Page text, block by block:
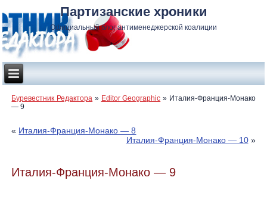
Партизанские хроники
Официальный блог антименеджерской коалиции
Буревестник Редактора » Editor Geographic » Италия-Франция-Монако
— 9
« Италия-Франция-Монако — 8
Италия-Франция-Монако — 10»
Италия-Франция-Монако — 9